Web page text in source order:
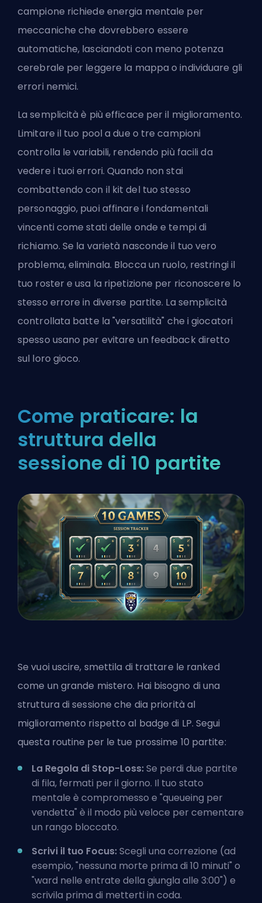
campione richiede energia mentale per
meccaniche che dovrebbero essere
automatiche, lasciandoti con meno potenza
cerebrale per leggere la mappa o individuare gli
errori nemici.
La semplicità è più efficace per il miglioramento.
Limitare il tuo pool a due o tre campioni
controlla le variabili, rendendo più facili da
vedere i tuoi errori. Quando non stai
combattendo con il kit del tuo stesso
personaggio, puoi affinare i fondamentali
vincenti come stati delle onde e tempi di
richiamo. Se la varietà nasconde il tuo vero
problema, eliminala. Blocca un ruolo, restringi il
tuo roster e usa la ripetizione per riconoscere lo
stesso errore in diverse partite. La semplicità
controllata batte la "versatilità" che i giocatori
spesso usano per evitare un feedback diretto
sul loro gioco.
Come praticare: la
struttura della
sessione di 10 partite
Se vuoi uscire, smettila di trattare le ranked
come un grande mistero. Hai bisogno di una
struttura di sessione che dia priorità al
miglioramento rispetto al badge di LP. Segui
questa routine per le tue prossime 10 partite:
La Regola di Stop-Loss:Se perdi due partite
di fila, fermati per il giorno. Il tuo stato
mentale è compromesso e "queueing per
vendetta" è il modo più veloce per cementare
un rango bloccato.
Scrivi il tuo Focus:Scegli una correzione (ad
esempio, "nessuna morte prima di 10 minuti" o
"ward nelle entrate della giungla alle 3:00") e
scrivila prima di metterti in coda.